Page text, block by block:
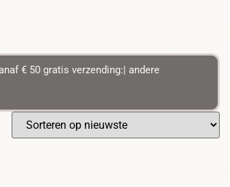
€ 50 gratis verzending:| andere